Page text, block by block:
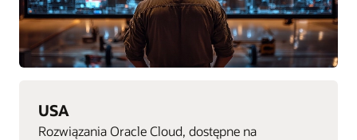
USA
Rozwiązania Oracle Cloud, dostępne na